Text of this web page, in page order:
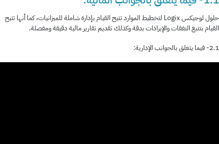
حلول لوجيكس Logix لتخطيط الموارد تتيح القيام بإدارة شاملة للميزانيات، كما أنها تتيح
القيام بتتبع النفقات والإيرادات بدقة وكذلك تقديم تقارير مالية دقيقة ومفصلة.
2.1- فيما يتعلق بالجوانب الإدارية: